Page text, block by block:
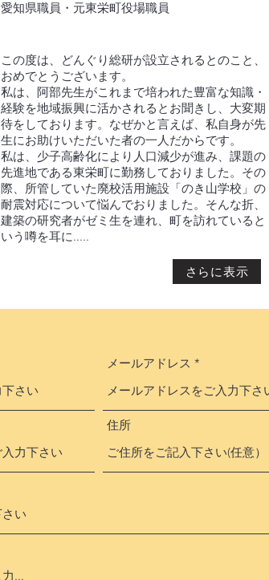
​愛知県職員・元東栄町役場職員
この度は、どんぐり総研が設立されるとのこと、
おめでとうございます。
私は、阿部先生がこれまで培われた豊富な知識・
経験を地域振興に活かされるとお聞きし、大変期
待をしております。なぜかと言えば、私自身が先
生にお助けいただいた者の一人だからです。
私は、少子高齢化により人口減少が進み、課題の
先進地である東栄町に勤務しておりました。その
際、所管していた廃校活用施設「のき山学校」の
耐震対応について悩んでおりました。そんな折、
建築の研究者がゼミ生を連れ、町を訪れていると
いう噂を耳に.....
さらに表示
メールアドレス
住所